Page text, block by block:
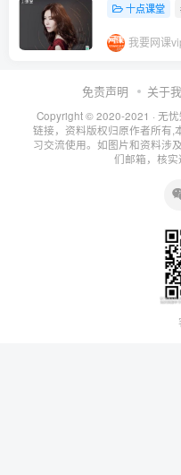
十点课堂
我要网课
免责声明 关于
Copyright © 2020-2021 · 无
链接，资料版权归原作者所有,
习交流使用。如图片和资料涉
们邮箱，核实